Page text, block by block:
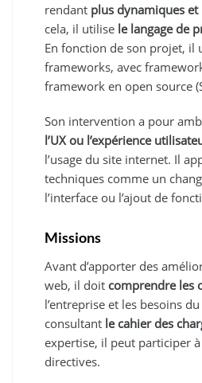
rendant plus dynamiques et
cela, il utilise le langage de
En fonction de son projet, il
frameworks, avec
framework en open source
Son intervention a pour
l’UX ou l’expérience
l’usage du site internet. Il
techniques comme un
l’interface ou l’ajout de
Missions
Avant d’apporter des
web, il doit comprendre les
l’entreprise et les besoins
consultant le cahier des
expertise, il peut participer
directives.